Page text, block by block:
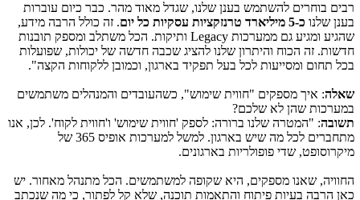
רבים בוחרים להשתמש בענן שלנו, שגדל מאוד מהר. כבר כיום עוברות
בענן שלנו כ-5 מיליארד טרנזקציות עסקיות כל יום
. זה כולל הרבה מידע,
שהגיע ומגיע גם ממערכות Legacy ותיקות. הכל משתלב ומספק תובנות
חדשות. זה הכוח והיתרון שלנו להציג שכבה חדשה של יכולות, שפועלות
בכל תחום ומסייעות לכל בעל תפקיד בארגון, וכמובן ללקוחות הקצה".
שאלה: איך מספקים "חווית שימוש", כשהעובדים והמנהלים משתמשים
במערכות שהן לא שלכם?
תשובה: "המטרה שלנו ברורה: לספק 'חווית שימוש' ו'חווית לקוח'. לכן, אנו
מתחברים לכל מה שיש בארגון. למשל למערכות אופיס 365 של
מיקרוסופט, שדי פופולריות בארגונים.
החוויה, שאנו מספקים, היא שקופה למשתמשים. הכל מתנהל מאחור. יש
כאן הרבה בעיות פיתוח והתאמות תוכנה, שלא קל לפתור, כי מה שנכתב